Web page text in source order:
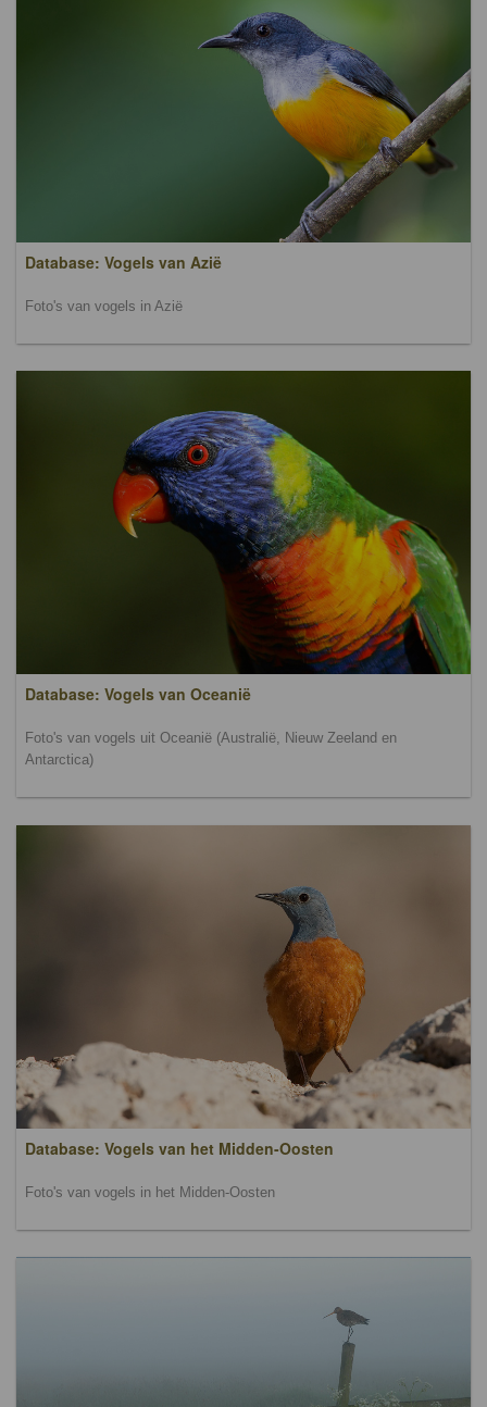
Database: Vogels van Azië
Foto's van vogels in Azië
Database: Vogels van Oceanië
Foto's van vogels uit Oceanië (Australië, Nieuw Zeeland en
Antarctica)
Database: Vogels van het Midden-Oosten
Foto's van vogels in het Midden-Oosten